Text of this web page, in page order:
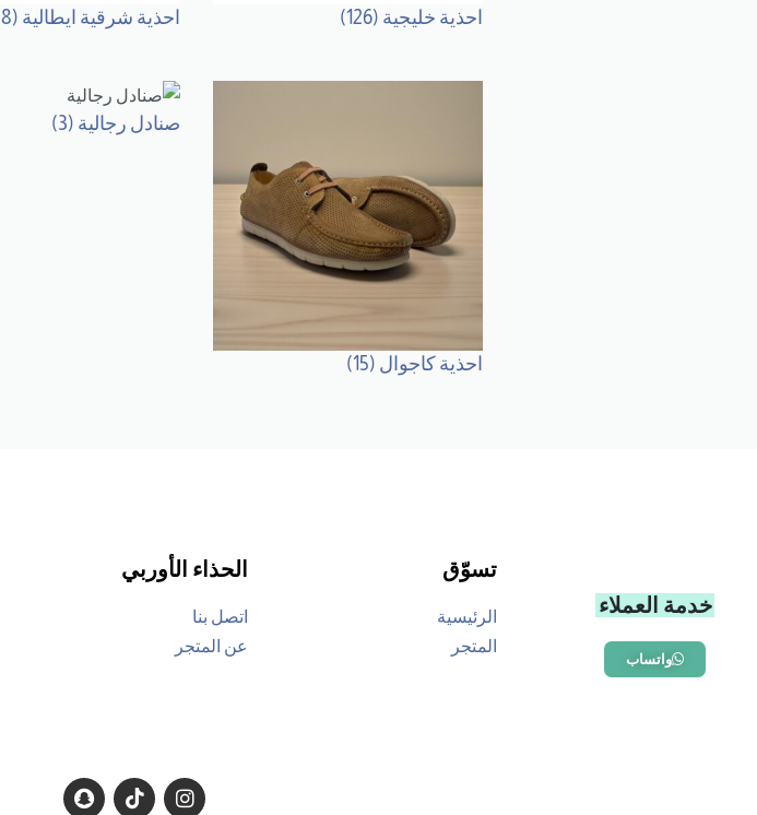
احذية خليجية (126) احذية شرقية ايطالية (58)
احذية كاجوال (15)
صنادل رجالية (3)
خدمة العملاء
واتساب
تسوّق
الرئيسية
المتجر
الحذاء الأوربي
اتصل بنا
عن المتجر